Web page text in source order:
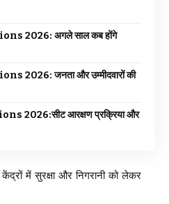
2026: अगले साल कब होंगे
2026: जनता और उम्मीदवारों की
2026:सीट आरक्षण प्रक्रिया और
केंद्रों में सुरक्षा और निगरानी को लेकर